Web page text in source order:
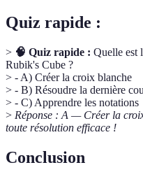
Quiz rapide :
> 🧠 Quiz rapide : Quelle est
Rubik's Cube ?
> - A) Créer la croix blanche
> - B) Résoudre la dernière
> - C) Apprendre les notations
> Réponse : A — Créer la
toute résolution efficace !
Conclusion